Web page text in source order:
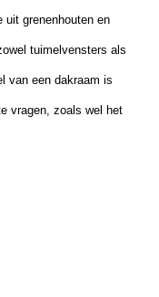
grenenhouten en
tuimelvensters als
van een dakraam is
vragen, zoals wel het